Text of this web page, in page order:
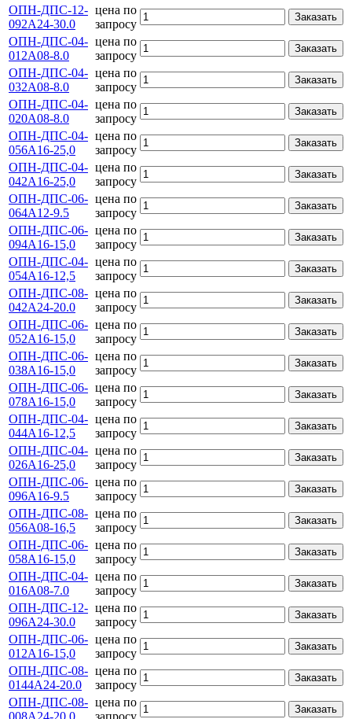
ОПН-ДПС-12-
092А24-30.0
цена по
запросу
Заказать
ОПН-ДПС-04-
012А08-8.0
цена по
запросу
Заказать
ОПН-ДПС-04-
032А08-8.0
цена по
запросу
Заказать
ОПН-ДПС-04-
020А08-8.0
цена по
запросу
Заказать
ОПН-ДПС-04-
056А16-25,0
цена по
запросу
Заказать
ОПН-ДПС-04-
042А16-25,0
цена по
запросу
Заказать
ОПН-ДПС-06-
064А12-9.5
цена по
запросу
Заказать
ОПН-ДПС-06-
094А16-15,0
цена по
запросу
Заказать
ОПН-ДПС-04-
054А16-12,5
цена по
запросу
Заказать
ОПН-ДПС-08-
042А24-20.0
цена по
запросу
Заказать
ОПН-ДПС-06-
052А16-15,0
цена по
запросу
Заказать
ОПН-ДПС-06-
038А16-15,0
цена по
запросу
Заказать
ОПН-ДПС-06-
078А16-15,0
цена по
запросу
Заказать
ОПН-ДПС-04-
044А16-12,5
цена по
запросу
Заказать
ОПН-ДПС-04-
026А16-25,0
цена по
запросу
Заказать
ОПН-ДПС-06-
096А16-9.5
цена по
запросу
Заказать
ОПН-ДПС-08-
056А08-16,5
цена по
запросу
Заказать
ОПН-ДПС-06-
058А16-15,0
цена по
запросу
Заказать
ОПН-ДПС-04-
016А08-7.0
цена по
запросу
Заказать
ОПН-ДПС-12-
096А24-30.0
цена по
запросу
Заказать
ОПН-ДПС-06-
012А16-15,0
цена по
запросу
Заказать
ОПН-ДПС-08-
0144А24-20.0
цена по
запросу
Заказать
ОПН-ДПС-08-
008А24-20.0
цена по
запросу
Заказать